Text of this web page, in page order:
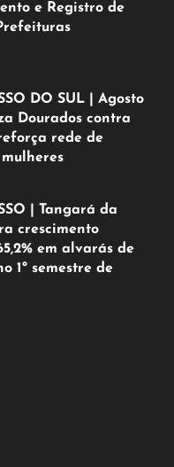
e Registro de
DO SUL | Agosto
Dourados contra
rede de
| Tangará da
crescimento
em alvarás de
1º semestre de